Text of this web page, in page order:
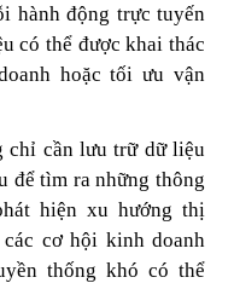
hành động trực tuyến
có thể được khai thác
hoặc tối ưu vận
chỉ cần lưu trữ dữ liệu
để tìm ra những thông
hiện xu hướng thị
cơ hội kinh doanh
thống khó có thể